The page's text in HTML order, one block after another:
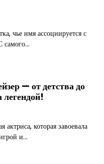
чье имя ассоциируется с
самого…
— от детства до
легендой!
которая завоевала
и…